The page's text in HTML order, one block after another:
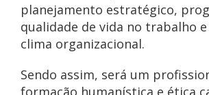
planejamento estratégico,
qualidade de vida no trabalho
clima organizacional.
Sendo assim, será um